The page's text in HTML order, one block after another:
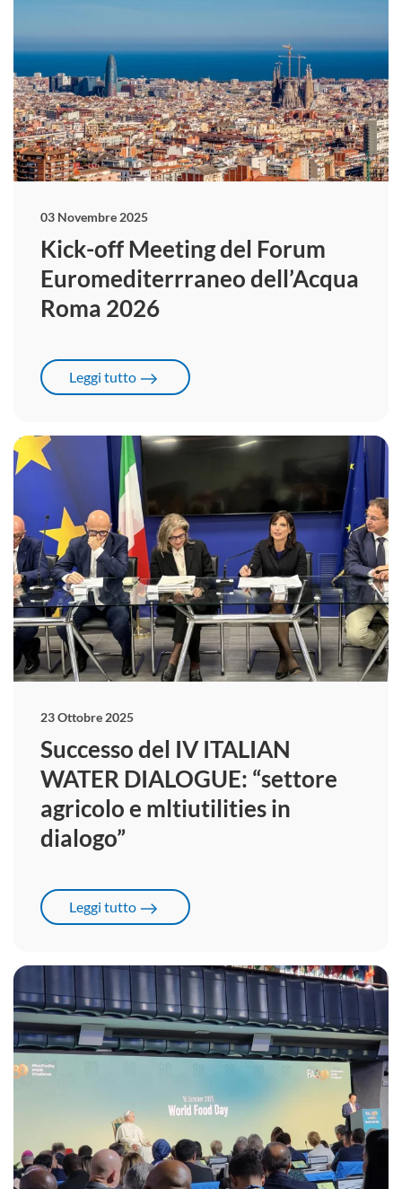
03 Novembre 2025
Kick-off Meeting del Forum
Euromediterrraneo dell’Acqua
Roma 2026
Leggi tutto
23 Ottobre 2025
Successo del IV ITALIAN
WATER DIALOGUE: “settore
agricolo e mltiutilities in
dialogo”
Leggi tutto